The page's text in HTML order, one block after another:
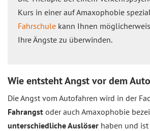
Kurs in einer auf Amaxophobie
Fahrschule kann Ihnen
Ihre Ängste zu überwinden.
Wie entsteht Angst vor dem
Die Angst vom Autofahren wird in der
Fahrangst oder auch Amaxophobie
unterschiedliche Auslöser haben und